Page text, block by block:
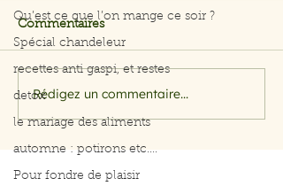
Qu’est ce que l’on mange ce soir ?
Spécial chandeleur
recettes anti gaspi, et restes
detox
le mariage des aliments
automne : potirons etc....
Pour fondre de plaisir
on mange quoi ce soir
Commentaires
Rédigez un commentaire...